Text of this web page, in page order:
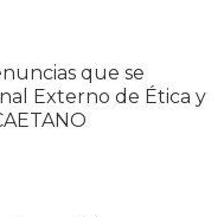
que se
Externo de Ética y